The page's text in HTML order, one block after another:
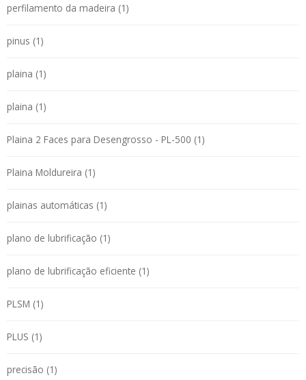
perfilamento da madeira (1)
pinus (1)
plaina (1)
plaina (1)
Plaina 2 Faces para Desengrosso - PL-500 (1)
Plaina Moldureira (1)
plainas automáticas (1)
plano de lubrificação (1)
plano de lubrificação eficiente (1)
PLSM (1)
PLUS (1)
precisão (1)